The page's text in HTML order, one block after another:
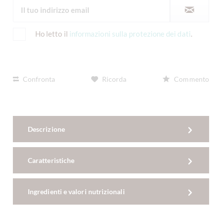
Ho letto il informazioni sulla protezione dei dati.
Confronta Ricorda Commento
Descrizione
Caratteristiche
Ingredienti e valori nutrizionali